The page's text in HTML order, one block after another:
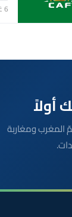
6 غشت 2026 - 14:08
تهمّ المغرب ومغاربة